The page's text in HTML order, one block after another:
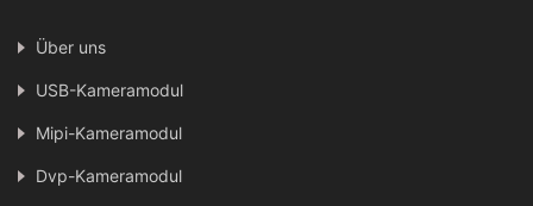
Über uns
USB-Kameramodul
Mipi-Kameramodul
Dvp-Kameramodul